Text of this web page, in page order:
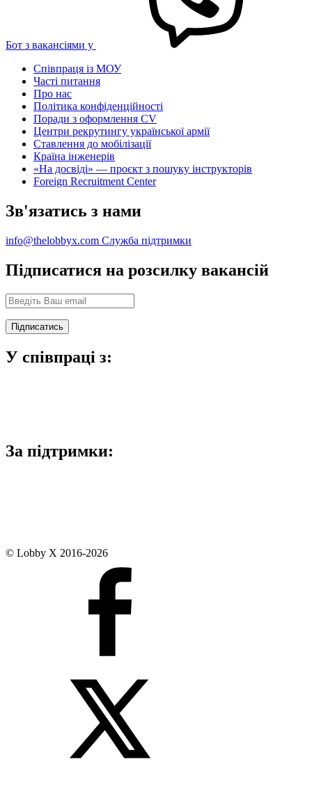
Бот з вакансіями у
Співпраця із МОУ
Часті питання
Про нас
Політика конфіденційності
Поради з оформлення CV
Центри рекрутингу української армії
Ставлення до мобілізації
Країна інженерів
«На досвіді» — проєкт з пошуку інструкторів
Foreign Recruitment Center
Зв'язатись з нами
info@thelobbyx.com Служба підтримки
Підписатися на розсилку вакансій
У співпраці з:
За підтримки:
© Lobby X 2016-2026